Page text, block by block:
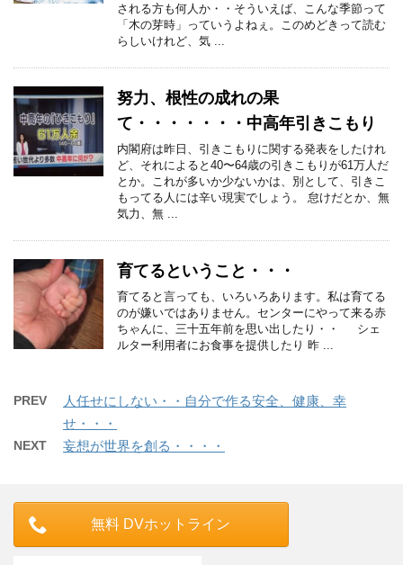
される方も何人か・・そういえば、こんな季節って
「木の芽時」っていうよねぇ。このめどきって読む
らしいけれど、気 ...
努力、根性の成れの果
て・・・・・・・中高年引きこもり
内閣府は昨日、引きこもりに関する発表をしたけれ
ど、それによると40〜64歳の引きこもりが61万人だ
とか。これが多いか少ないかは、別として、引きこ
もってる人には辛い現実でしょう。 怠けだとか、無
気力、無 ...
育てるということ・・・
育てると言っても、いろいろあります。私は育てる
のが嫌いではありません。センターにやって来る赤
ちゃんに、三十五年前を思い出したり・・ シェ
ルター利用者にお食事を提供したり 昨 ...
PREV
人任せにしない・・自分で作る安全、健康、幸
せ・・・
NEXT 妄想が世界を創る・・・・
無料 DVホットライン